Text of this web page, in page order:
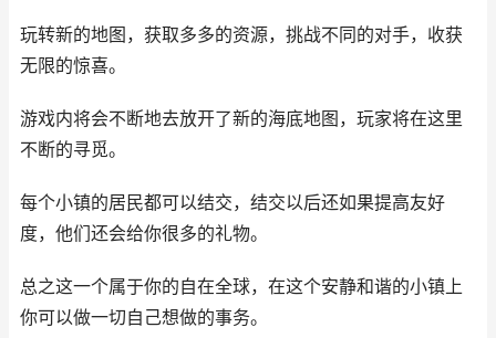
玩转新的地图，获取多多的资源，挑战不同的对手，收获
无限的惊喜。
游戏内将会不断地去放开了新的海底地图，玩家将在这里
不断的寻觅。
每个小镇的居民都可以结交，结交以后还如果提高友好
度，他们还会给你很多的礼物。
总之这一个属于你的自在全球，在这个安静和谐的小镇上
你可以做一切自己想做的事务。